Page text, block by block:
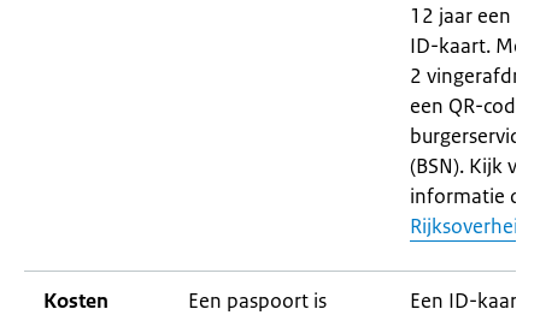
12 jaar een
ID-kaart. Met
2
een QR-code
(BSN). Kijk
informatie op
Kosten
Een paspoort is
Een ID-kaart